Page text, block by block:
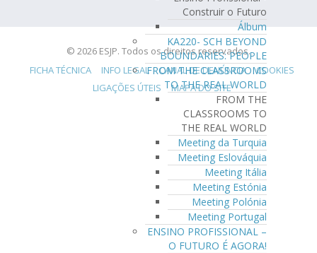
Construir o Futuro
Álbum
KA220- SCH BEYOND
BOUNDARIES: PEOPLE
FROM THE CLASSROOMS
TO THE REAL WORLD
FROM THE
CLASSROOMS TO
THE REAL WORLD
Meeting da Turquia
Meeting Eslováquia
Meeting Itália
Meeting Estónia
Meeting Polónia
Meeting Portugal
ENSINO PROFISSIONAL –
O FUTURO É AGORA!
© 2026 ESJP. Todos os direitos reservados.
FICHA TÉCNICA
INFO LEGAL CANAL DE DENÚNCIA
COOKIES
LIGAÇÕES ÚTEIS
MAPA DO SITE